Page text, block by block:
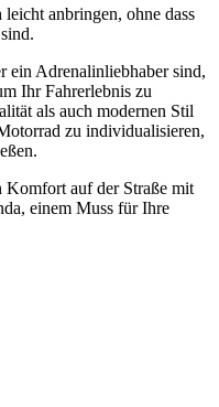
leicht anbringen, ohne dass
ein Adrenalinliebhaber sind,
Ihr Fahrerlebnis zu
als auch modernen Stil
zu individualisieren,
Komfort auf der Straße mit
einem Muss für Ihre